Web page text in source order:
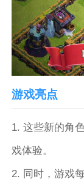
游戏亮点
1. 这些新的角
戏体验。
2. 同时，游戏